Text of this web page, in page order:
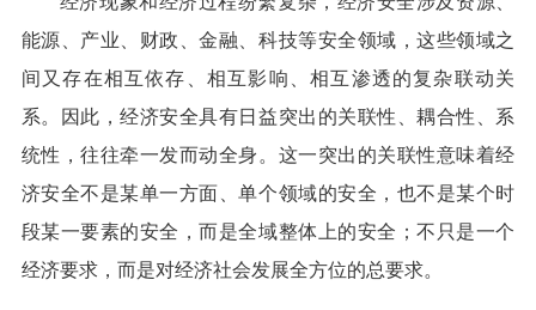
能源、产业、财政、金融、科技等安全领域，这些领域之
间又存在相互依存、相互影响、相互渗透的复杂联动关
系。因此，经济安全具有日益突出的关联性、耦合性、系
统性，往往牵一发而动全身。这一突出的关联性意味着经
济安全不是某单一方面、单个领域的安全，也不是某个时
段某一要素的安全，而是全域整体上的安全；不只是一个
经济要求，而是对经济社会发展全方位的总要求。